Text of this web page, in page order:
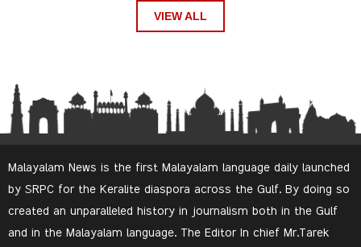
VIEW ALL
Malayalam News is the first Malayalam language daily launched
by SRPC for the Keralite diaspora across the Gulf. By doing so
created an unparalleled history in journalism both in the Gulf
and in the Malayalam language. The Editor In chief Mr.Tarek